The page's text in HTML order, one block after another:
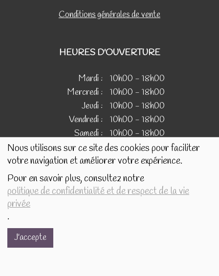
Nous utilisons sur ce site des cookies pour faciliter
votre navigation et améliorer votre expérience.
Pour en savoir plus, consultez notre
politique de confidentialité et de respect de la vie
privée
.
J'accepte
Conditions générales de vente
HEURES D'OUVERTURE
Mardi :
10h00 - 18h00
Mercredi :
10h00 - 18h00
Jeudi :
10h00 - 18h00
Vendredi :
10h00 - 18h00
Samedi :
10h00 - 18h00
IMAGES
Les images présentées pour illustrer les produits en vente
sur ce site ne sont pas contractuelles.